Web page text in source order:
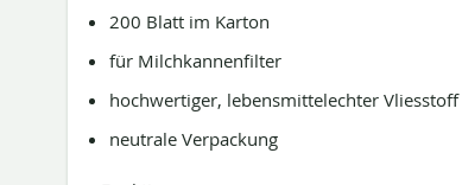
200 Blatt im Karton
für Milchkannenfilter
hochwertiger, lebensmittelechter Vliesstoff
neutrale Verpackung